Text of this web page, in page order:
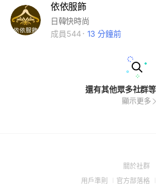
依依服飾
日韓快時尚
成員544
13 分鐘前
還有其他眾多社群
顯示更多
關於社群
用戶準則 (Open
官方部落格